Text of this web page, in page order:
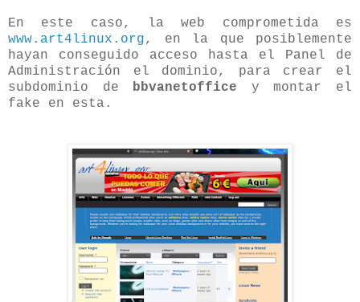
En este caso, la web comprometida es
www.art4linux.org, en la que posiblemente
hayan conseguido acceso hasta el Panel de
Administración el dominio, para crear el
subdominio de bbvanetoffice y montar el
fake en esta.